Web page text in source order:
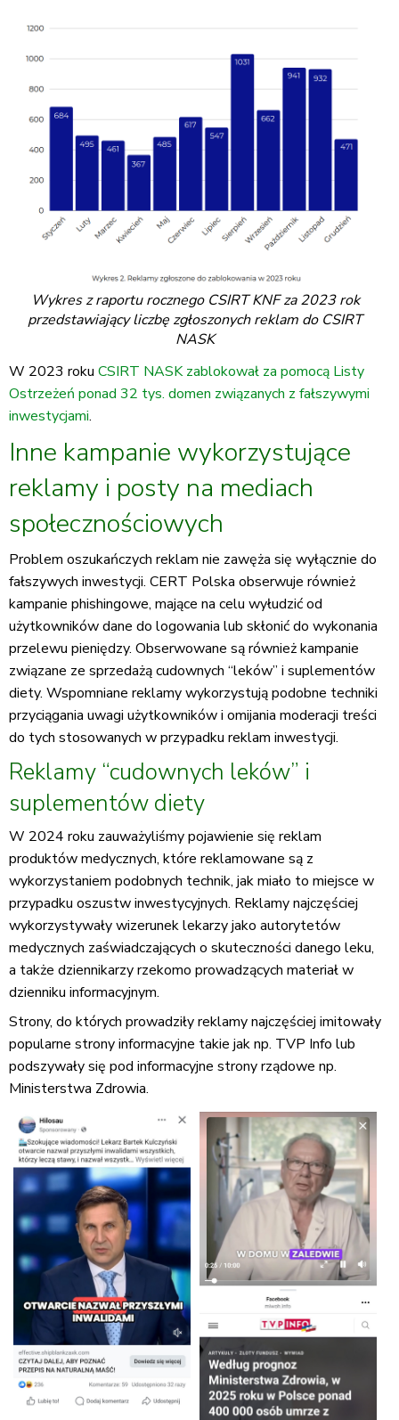
Wykres z raportu rocznego CSIRT KNF za 2023 rok
przedstawiający liczbę zgłoszonych reklam do CSIRT
NASK
W 2023 roku CSIRT NASK zablokował za pomocą Listy
Ostrzeżeń ponad 32 tys. domen związanych z fałszywymi
inwestycjami.
Inne kampanie wykorzystujące
reklamy i posty na mediach
społecznościowych
Problem oszukańczych reklam nie zawęża się wyłącznie do
fałszywych inwestycji. CERT Polska obserwuje również
kampanie phishingowe, mające na celu wyłudzić od
użytkowników dane do logowania lub skłonić do wykonania
przelewu pieniędzy. Obserwowane są również kampanie
związane ze sprzedażą cudownych “leków” i suplementów
diety. Wspomniane reklamy wykorzystują podobne techniki
przyciągania uwagi użytkowników i omijania moderacji treści
do tych stosowanych w przypadku reklam inwestycji.
Reklamy “cudownych leków” i
suplementów diety
W 2024 roku zauważyliśmy pojawienie się reklam
produktów medycznych, które reklamowane są z
wykorzystaniem podobnych technik, jak miało to miejsce w
przypadku oszustw inwestycyjnych. Reklamy najczęściej
wykorzystywały wizerunek lekarzy jako autorytetów
medycznych zaświadczających o skuteczności danego leku,
a także dziennikarzy rzekomo prowadzących materiał w
dzienniku informacyjnym.
Strony, do których prowadziły reklamy najczęściej imitowały
popularne strony informacyjne takie jak np. TVP Info lub
podszywały się pod informacyjne strony rządowe np.
Ministerstwa Zdrowia.